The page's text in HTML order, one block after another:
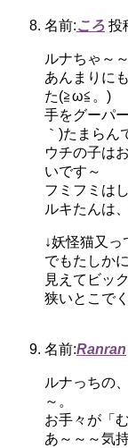
名前:ころ 投
ルナちゃ～
あんまりに
た(≧ω≦。)
手をグーパ
｀)たまら
ウチの子は
いです～
フミフミは
ルキたんは
↓妖怪猫又っ
でもたしか
見えてビッ
狭いとこで
名前:Ranran
ルナっちの
～。
お手々が「
あ～～～気